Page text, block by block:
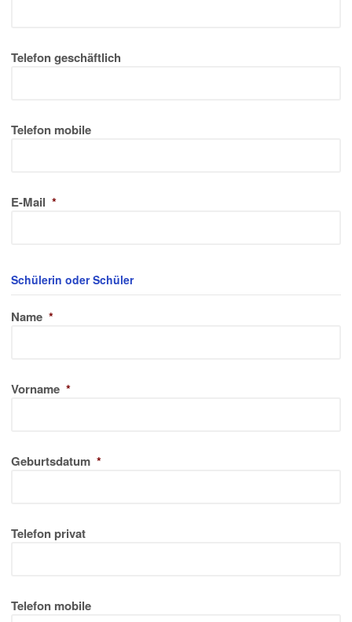
Telefon geschäftlich
Telefon mobile
E-Mail *
Schülerin oder Schüler
Name *
Vorname *
Geburtsdatum *
Telefon privat
Telefon mobile